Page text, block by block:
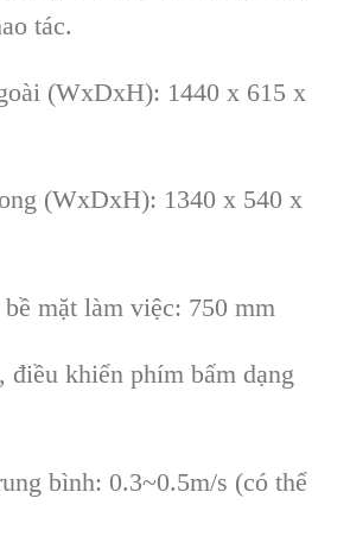
tác.
ài (WxDxH): 1440 x 615 x
(WxDxH): 1340 x 540 x
mặt làm việc: 750 mm
điều khiển phím bấm dạng
bình: 0.3~0.5m/s (có thể